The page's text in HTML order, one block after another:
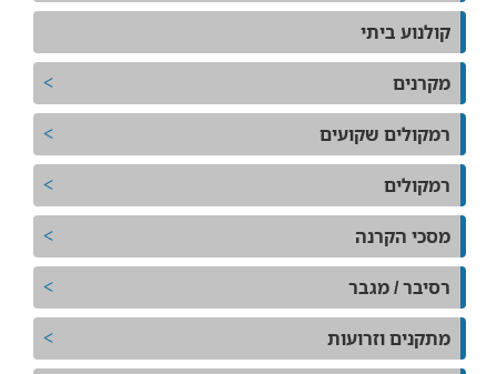
קולנוע ביתי
מקרנים
רמקולים שקועים
רמקולים
מסכי הקרנה
רסיבר / מגבר
מתקנים וזרועות